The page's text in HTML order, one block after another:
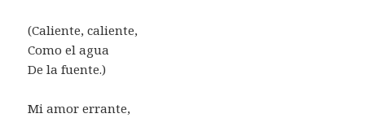
(Caliente, caliente,
Como el agua
De la fuente.)
Mi amor errante,